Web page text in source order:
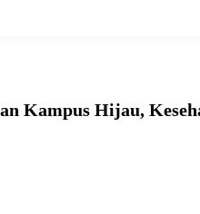
Kampus Hijau,